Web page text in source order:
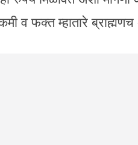
व फक्त म्हातारे